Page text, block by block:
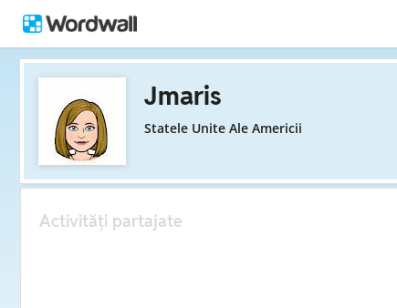
Jmaris
Statele Unite Ale Americii
Activități partajate